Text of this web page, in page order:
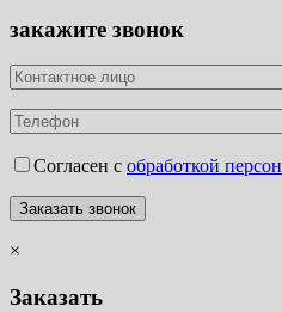
закажите звонок
Согласен с обработкой
×
Заказать